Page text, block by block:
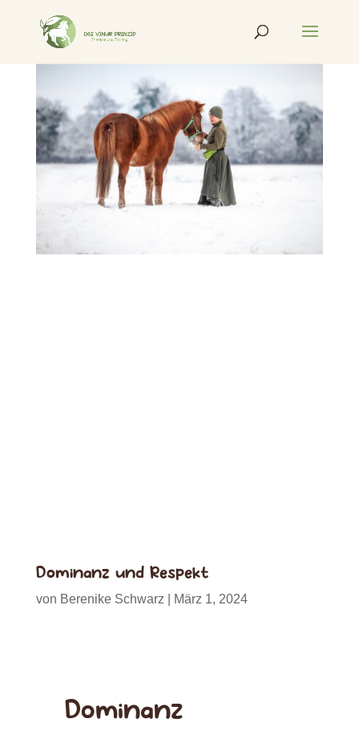
Dominanz und Respekt
von Berenike Schwarz| März 1, 2024
Dominanz